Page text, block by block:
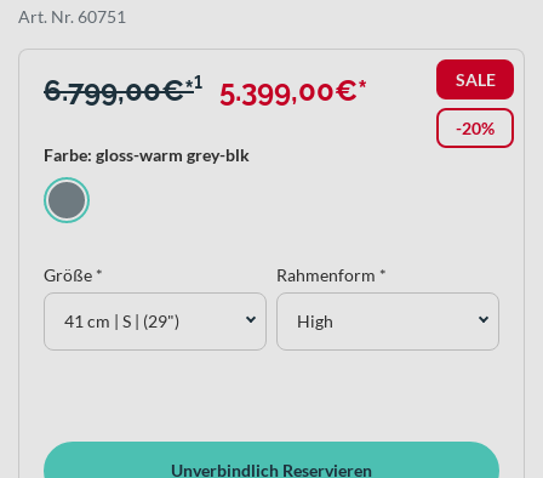
Art. Nr. 60751
SALE
-20%
6.799,00€*¹ 5.399,00€*
Farbe: gloss-warm grey-blk
Größe *
41 cm | S | (29")
Rahmenform *
High
Unverbindlich Reservieren